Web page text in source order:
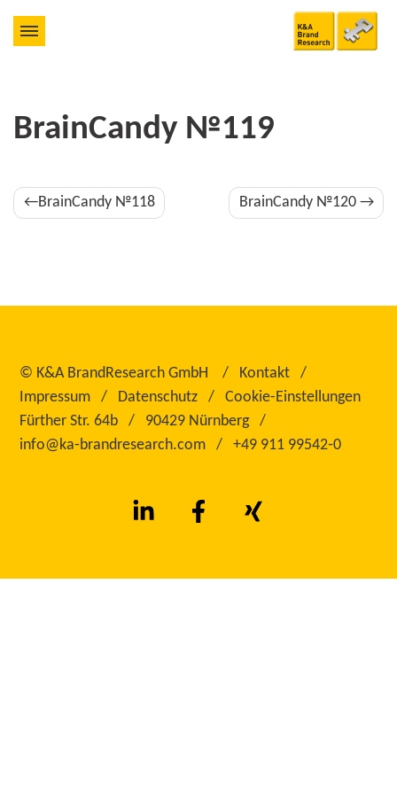
BrainCandy №119
Beitragsnavigation
BrainCandy №118 BrainCandy №120
© K&A BrandResearch GmbH
Kontakt
Impressum
Datenschutz
Cookie-Einstellungen
Fürther Str. 64b
90429 Nürnberg
info@ka‑brandresearch.com
+49 911 99542‑0